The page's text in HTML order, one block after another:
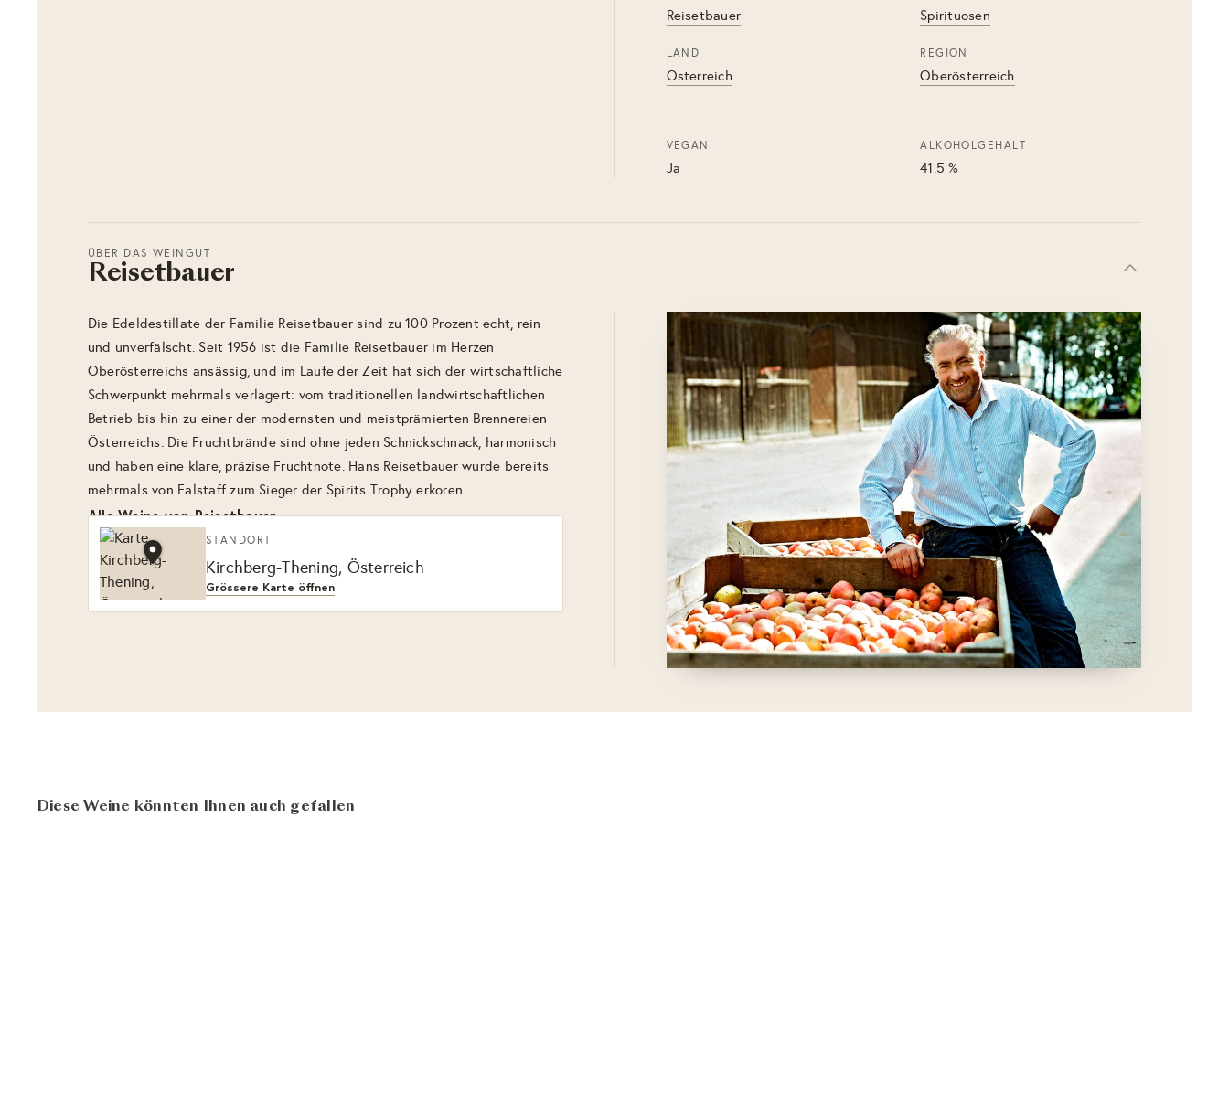
Reisetbauer Spirituosen
LAND
Österreich
REGION
Oberösterreich
VEGAN
Ja
ALKOHOLGEHALT
41.5 %
ÜBER DAS WEINGUT
Reisetbauer
Die Edeldestillate der Familie Reisetbauer sind zu 100 Prozent echt, rein
und unverfälscht. Seit 1956 ist die Familie Reisetbauer im Herzen
Oberösterreichs ansässig, und im Laufe der Zeit hat sich der wirtschaftliche
Schwerpunkt mehrmals verlagert: vom traditionellen landwirtschaftlichen
Betrieb bis hin zu einer der modernsten und meistprämierten Brennereien
Österreichs. Die Fruchtbrände sind ohne jeden Schnickschnack, harmonisch
und haben eine klare, präzise Fruchtnote. Hans Reisetbauer wurde bereits
mehrmals von Falstaff zum Sieger der Spirits Trophy erkoren.
Alle Weine von Reisetbauer
STANDORT
Kirchberg-Thening, Österreich
Grössere Karte öffnen
Diese Weine könnten Ihnen auch gefallen